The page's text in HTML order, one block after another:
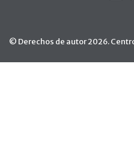
© Derechos de autor 2026.